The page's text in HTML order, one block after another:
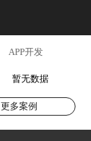
APP开发
暂无数据
更多案例